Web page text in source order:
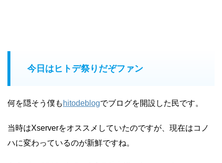
今日はヒトデ祭りだぞファン
何を隠そう僕も hitodeblogでブログを開設した民です。
当時はXserverをオススメしていたのですが、現在はコノ
ハに変わっているのが新鮮ですね。